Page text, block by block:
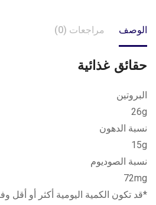
الوصف مراجعات (0)
حقائق غذائية
البروتين
26g
نسبة الدهون
15g
نسبة الصوديوم
72mg
*قد تكون الكمية اليومية أكثر أو